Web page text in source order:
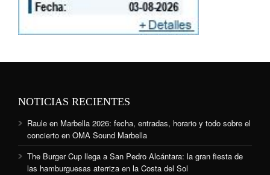
NOTICIAS RECIENTES
Raule en Marbella 2026: fecha, entradas, horario y todo sobre el
concierto en OMA Sound Marbella
The Burger Cup llega a San Pedro Alcántara: la gran fiesta de
las hamburguesas aterriza en la Costa del Sol